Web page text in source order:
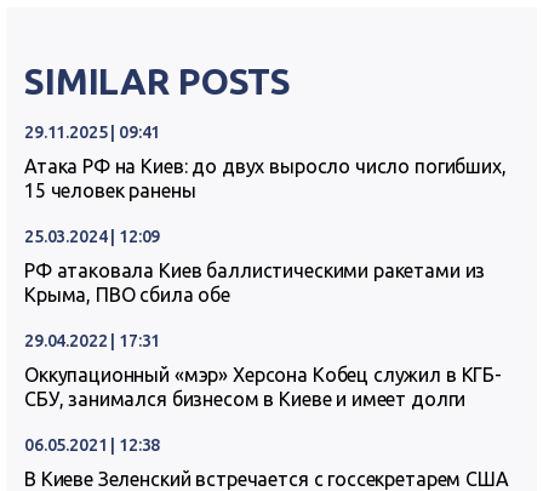
SIMILAR POSTS
29.11.2025 | 09:41
Атака РФ на Киев: до двух выросло число погибших,
15 человек ранены
25.03.2024 | 12:09
РФ атаковала Киев баллистическими ракетами из
Крыма, ПВО сбила обе
29.04.2022 | 17:31
Оккупационный «мэр» Херсона Кобец служил в КГБ-
СБУ, занимался бизнесом в Киеве и имеет долги
06.05.2021 | 12:38
В Киеве Зеленский встречается с госсекретарем США